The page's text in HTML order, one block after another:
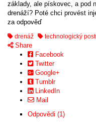
základy, ale pískovec, a pod
drenáží? Poté chci provést
za odpověď
drenáž technologický
Share
Facebook
Twitter
Google+
Tumblr
LinkedIn
Mail
Odpovědi (1)